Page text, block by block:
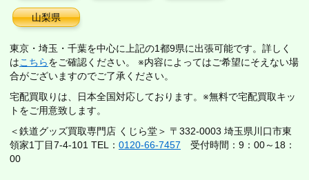
山梨県
東京・埼玉・千葉を中心に上記の1都9県に出張可能です。詳しく
はこちらをご確認ください。 ※内容によってはご希望にそえない場
合がございますのでご了承ください。
宅配買取りは、日本全国対応しております。※無料で宅配買取キッ
トをご用意致します。
＜鉄道グッズ買取専門店 くじら堂＞ 〒332-0003 埼玉県川口市東
領家1丁目7-4-101 TEL： 0120-66-7457 受付時間：9：00～18：
00